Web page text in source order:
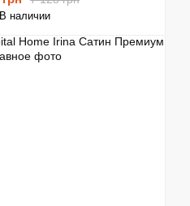
В наличии